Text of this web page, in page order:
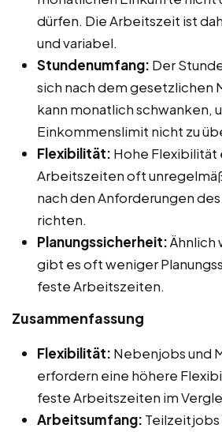
dürfen. Die Arbeitszeit ist
und variabel.
Stundenumfang: Der
sich nach dem gesetzlichen
kann monatlich schwanken,
Einkommenslimit nicht zu
Flexibilität: Hohe Flexibilität
Arbeitszeiten oft
nach den Anforderungen
richten.
Planungssicherheit:Ähnlich
gibt es oft weniger
feste Arbeitszeiten.
Zusammenfassung
Flexibilität: Nebenjobs und
erfordern eine höhere
feste Arbeitszeiten im
Arbeitsumfang: Teilzeitjobs